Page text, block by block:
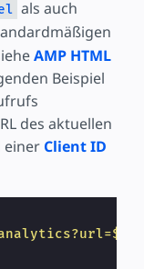
als auch
AMP HTML
Beispiel
des aktuellen
einer Client ID